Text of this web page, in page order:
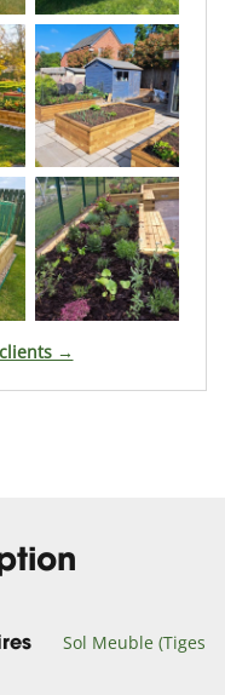
→
Sol Meuble (Tiges